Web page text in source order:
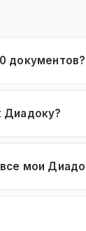
документов?
Диадоку?
все мои